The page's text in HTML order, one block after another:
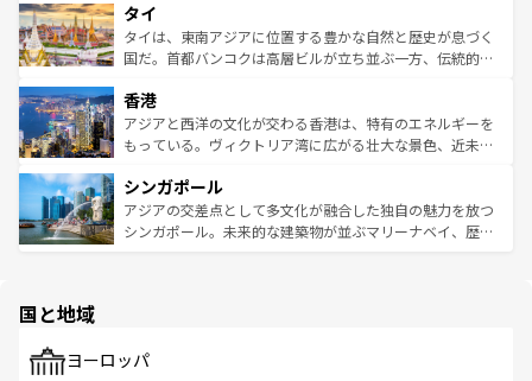
リティに包まれながら、韓国の多彩な魅力を心ゆくまで味
わってみてほしい。 なお、新着の韓国情報はコンテンツ一
覧を参照してほしい。
急速な発展と共に伝統が息づく。ハノイの古い町並みやホ
ーチミン市のフランス統治時代の建物も、独特の雰囲気を
醸し出している。また、バラエティの豊かさとおいしさで
とつ。フォーやバインミー、ベトナムコーヒーなどは、ぜ
ひ現地で味わいたい。どの地域を訪れてもあたたかい人々
が旅行者を迎えてくれるので、きっと忘れられない旅にな
参照してほしい。
タイ
タイは、東南アジアに位置する豊かな自然と歴史が息づく
国だ。首都バンコクは高層ビルが立ち並ぶ一方、伝統的な
の活気が交差している。北部ではチェンマイなどの山岳地
帯で自然と触れ合い、南部ではプーケットやクラビの美し
いビーチでリゾート気分を楽しむことができる。タイ料理
激する。気候は一年中温暖で、どの季節にも異なる楽しみ
が待っている。親しみやすいタイの人々、仏教を中心とし
た文化、そして多様な観光資源が、訪れる旅人を魅了し続
香港
アジアと西洋の文化が交わる香港は、特有のエネルギーを
もっている。ヴィクトリア湾に広がる壮大な景色、近未来
み、どこを訪れても感動するはず。観光スポットが密集し
ており、効率よく見どころを回れるのも魅力。息をのむよ
うな絶景から文化的な体験まで、香港を存分に楽しみ尽く
シンガポール
アジアの交差点として多文化が融合した独自の魅力を放つ
シンガポール。未来的な建築物が並ぶマリーナベイ、歴史
で、ホーカーズは地元の風情を楽しめる外せないスポット
国と地域
ヨーロッパ